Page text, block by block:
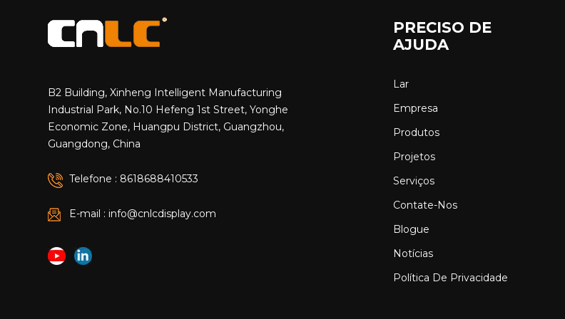
B2 Building, Xinheng Intelligent Manufacturing
Industrial Park, No.10 Hefeng 1st Street, Yonghe
Economic Zone, Huangpu District, Guangzhou,
Guangdong, China
Telefone : 8618688410533
E-mail : info@cnlcdisplay.com
PRECISO DE
AJUDA
Lar
Empresa
Produtos
Projetos
Serviços
Contate-Nos
Blogue
Notícias
Política De Privacidade